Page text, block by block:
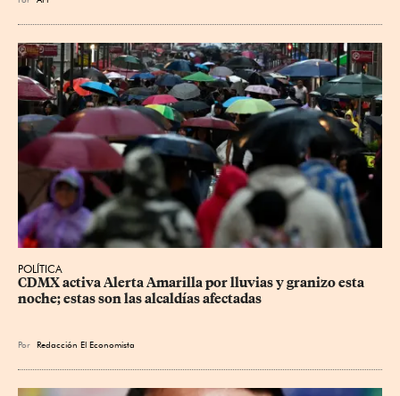
POLÍTICA
CDMX activa Alerta Amarilla por lluvias y granizo esta
noche; estas son las alcaldías afectadas
Por Redacción El Economista